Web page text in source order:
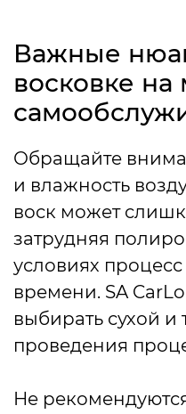
Важные
восковке на
Обращайте
и влажность
воск может
затрудняя
условиях
времени. SA
выбирать сухой и
проведения
Не